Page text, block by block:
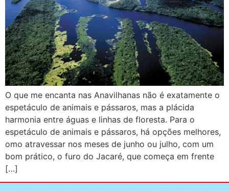
O que me encanta nas Anavilhanas não é exatamente o
espetáculo de animais e pássaros, mas a plácida
harmonia entre águas e linhas de floresta. Para o
espetáculo de animais e pássaros, há opções melhores,
omo atravessar nos meses de junho ou julho, com um
bom prático, o furo do Jacaré, que começa em frente
[…]